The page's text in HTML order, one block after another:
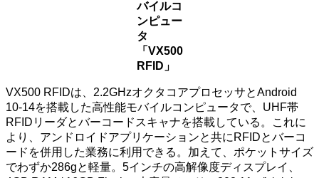
バイルコ
ンピュー
タ
「VX500
RFID」
VX500 RFIDは、2.2GHzオクタコアプロセッサとAndroid
10-14を搭載した高性能モバイルコンピュータで、UHF帯
RFIDリーダとバーコードスキャナを搭載している。これに
より、アンドロイドアプリケーションと共にRFIDとバーコ
ードを併用した業務に利用できる。加えて、ポケットサイズ
でわずか286gと軽量。5インチの高解像度ディスプレイ、